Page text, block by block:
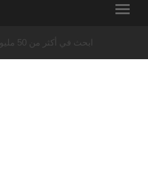
ابحث في أكثر من 50 مليون معلومة قانونية